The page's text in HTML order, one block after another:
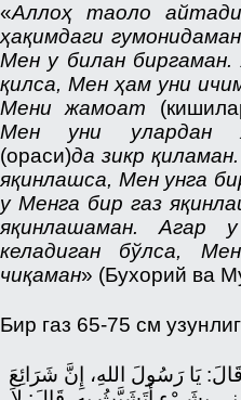
«Аллоҳ таоло
ҳақимдаги
Мен у билан
қилса, Мен ҳам уни
Мени жамоат
Мен уни улардан
(ораси)да зикр
яқинлашса, Мен унга
у Менга бир газ
яқинлашаман. Агар
келадиган бўлса,
чиқаман» (Бухорий ва
Бир газ 65-75 см
يَا رَسُولَ اللهِ، إِنَّ شَرَائِعَ